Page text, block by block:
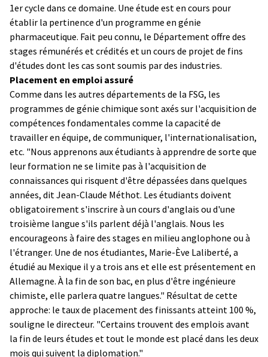
1er cycle dans ce domaine. Une étude est en cours pour
établir la pertinence d'un programme en génie
pharmaceutique. Fait peu connu, le Département offre des
stages rémunérés et crédités et un cours de projet de fins
d'études dont les cas sont soumis par des industries.
Placement en emploi assuré
Comme dans les autres départements de la FSG, les
programmes de génie chimique sont axés sur l'acquisition de
compétences fondamentales comme la capacité de
travailler en équipe, de communiquer, l'internationalisation,
etc. "Nous apprenons aux étudiants à apprendre de sorte que
leur formation ne se limite pas à l'acquisition de
connaissances qui risquent d'être dépassées dans quelques
années, dit Jean-Claude Méthot. Les étudiants doivent
obligatoirement s'inscrire à un cours d'anglais ou d'une
troisième langue s'ils parlent déjà l'anglais. Nous les
encourageons à faire des stages en milieu anglophone ou à
l'étranger. Une de nos étudiantes, Marie-Ève Laliberté, a
étudié au Mexique il y a trois ans et elle est présentement en
Allemagne. À la fin de son bac, en plus d'être ingénieure
chimiste, elle parlera quatre langues." Résultat de cette
approche: le taux de placement des finissants atteint 100 %,
souligne le directeur. "Certains trouvent des emplois avant
la fin de leurs études et tout le monde est placé dans les deux
mois qui suivent la diplomation."